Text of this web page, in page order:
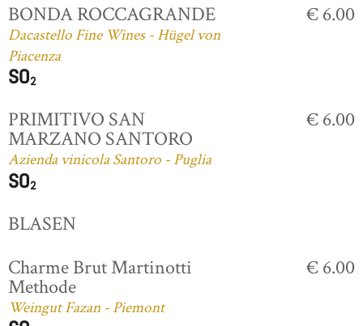
BONDA ROCCAGRANDE
Dacastello Fine Wines - Hügel von
Piacenza
€ 6.00
PRIMITIVO SAN
MARZANO SANTORO
Azienda vinicola Santoro - Puglia
€ 6.00
BLASEN
Charme Brut Martinotti
Methode
Weingut Fazan - Piemont
€ 6.00